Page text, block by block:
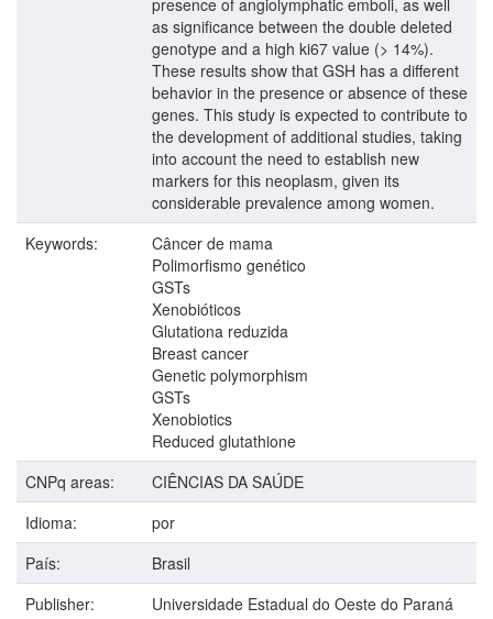
as significance between the double deleted
genotype and a high ki67 value (> 14%).
These results show that GSH has a different
behavior in the presence or absence of these
genes. This study is expected to contribute to
the development of additional studies, taking
into account the need to establish new
markers for this neoplasm, given its
considerable prevalence among women.
Keywords:
Câncer de mama
Polimorfismo genético
GSTs
Xenobióticos
Glutationa reduzida
Breast cancer
Genetic polymorphism
GSTs
Xenobiotics
Reduced glutathione
CNPq areas:
CIÊNCIAS DA SAÚDE
Idioma:
por
País:
Brasil
Publisher:
Universidade Estadual do Oeste do Paraná